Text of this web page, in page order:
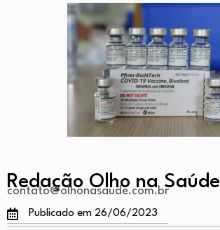
Redação Olho na Saúde
contato@olhonasaude.com.br
Publicado em 26/06/2023